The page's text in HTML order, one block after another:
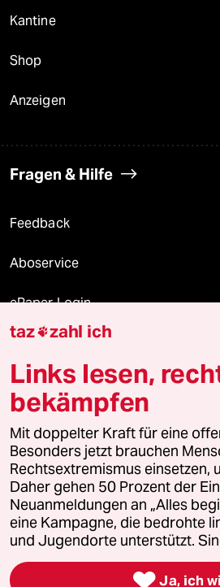
Kantine
Shop
Anzeigen
Fragen & Hilfe
Feedback
Aboservice
ePaper Login
Downloads für Abonnierende
© 2026 taz Verlags und Vertriebs
Alle Rechte vorbehalten. Bei rechtlichen
wenden Sie sich bitte an lizenzen@taz.de
Feedback Redaktionsstatut
Leitlinie Informant Datenschutz
Seitenwende Einwilligungen
taz zahl ich
Links lesen,
bekämpfen
Mit doppelter Kraft für eine
Besonders jetzt brauchen
Rechtsextremismus einsetzen,
Daher gehen 50 Prozent der
Neuanmeldungen an „Alles
eine Kampagne, die bedrohte
und Jugendorte unterstützt.
 Ja, ich